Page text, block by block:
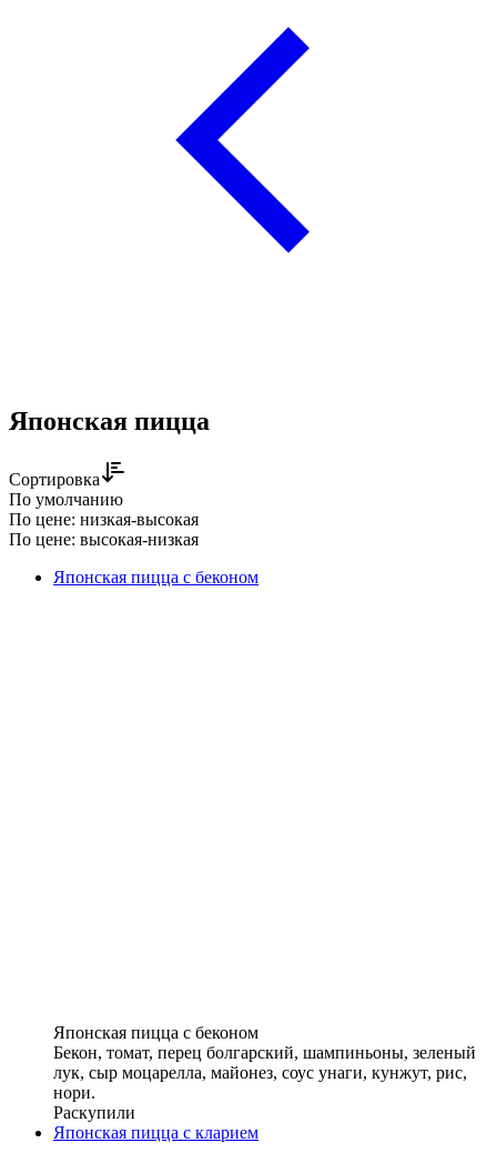
Японская пицца
Сортировка
По умолчанию
По цене: низкая-высокая
По цене: высокая-низкая
Японская пицца с беконом
Японская пицца с беконом
Бекон, томат, перец болгарский, шампиньоны, зеленый
лук, сыр моцарелла, майонез, соус унаги, кунжут, рис,
нори.
Раскупили
Японская пицца с кларием